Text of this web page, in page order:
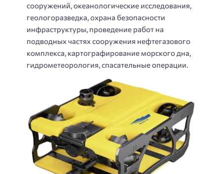
сооружений, океанологические исследования,
геологоразведка, охрана безопасности
инфраструктуры, проведение работ на
подводных частях сооружения нефтегазового
комплекса, картографирование морского дна,
гидрометеорология, спасательные операции.